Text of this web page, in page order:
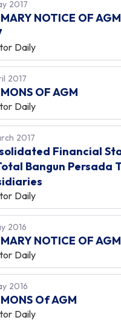
2017
NOTICE OF
Daily
2017
OF AGM
Daily
2017
Financial
Bangun Persada
Daily
2016
NOTICE OF
Daily
2016
Of AGM
Daily